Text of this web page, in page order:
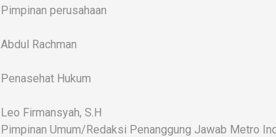
Pimpinan perusahaan
Abdul Rachman
Penasehat Hukum
Leo Firmansyah, S.H
Pimpinan Umum/Redaksi Penanggung Jawab Metro